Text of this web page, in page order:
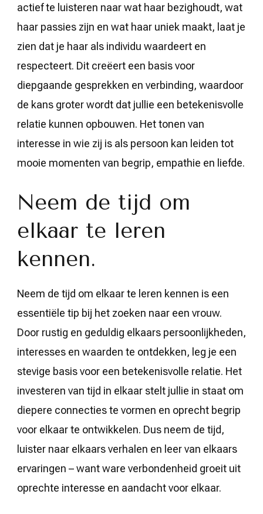
actief te luisteren naar wat haar bezighoudt, wat
haar passies zijn en wat haar uniek maakt, laat je
zien dat je haar als individu waardeert en
respecteert. Dit creëert een basis voor
diepgaande gesprekken en verbinding, waardoor
de kans groter wordt dat jullie een betekenisvolle
relatie kunnen opbouwen. Het tonen van
interesse in wie zij is als persoon kan leiden tot
mooie momenten van begrip, empathie en liefde.
Neem de tijd om
elkaar te leren
kennen.
Neem de tijd om elkaar te leren kennen is een
essentiële tip bij het zoeken naar een vrouw.
Door rustig en geduldig elkaars persoonlijkheden,
interesses en waarden te ontdekken, leg je een
stevige basis voor een betekenisvolle relatie. Het
investeren van tijd in elkaar stelt jullie in staat om
diepere connecties te vormen en oprecht begrip
voor elkaar te ontwikkelen. Dus neem de tijd,
luister naar elkaars verhalen en leer van elkaars
ervaringen – want ware verbondenheid groeit uit
oprechte interesse en aandacht voor elkaar.